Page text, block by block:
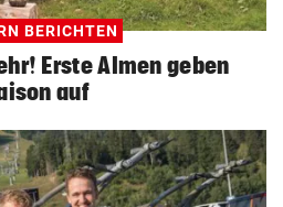
BERICHTEN
Erste Almen geben
auf